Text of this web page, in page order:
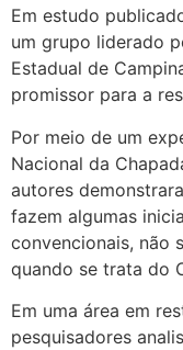
Em estudo
um grupo liderado
Estadual de
promissor para a
Por meio de um
Nacional da
autores
fazem algumas
convencionais, não
quando se trata do
Em uma área em
pesquisadores